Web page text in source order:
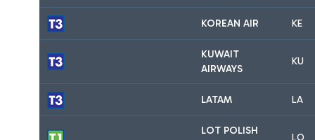
KOREAN AIR KE
KUWAIT
AIRWAYS
KU
LATAM LA
LOT POLISH
LO